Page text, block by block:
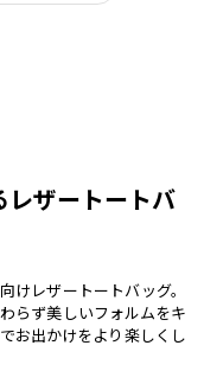
ザートートバ
けレザートートバッグ。
らず美しいフォルムをキ
お出かけをより楽しくし